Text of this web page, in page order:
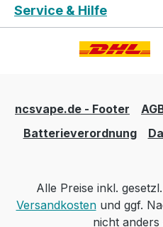
Service & Hilfe
ncsvape.de - Footer
Batterieverordnung
Alle Preise inkl.
Versandkostenund ggf.
nicht anders